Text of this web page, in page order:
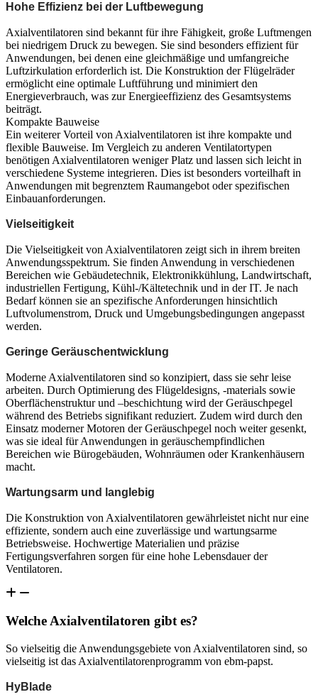
Hohe Effizienz bei der Luftbewegung
Axialventilatoren sind bekannt für ihre Fähigkeit, große Luftmengen
bei niedrigem Druck zu bewegen. Sie sind besonders effizient für
Anwendungen, bei denen eine gleichmäßige und umfangreiche
Luftzirkulation erforderlich ist. Die Konstruktion der Flügelräder
ermöglicht eine optimale Luftführung und minimiert den
Energieverbrauch, was zur Energieeffizienz des Gesamtsystems
beiträgt.
Kompakte Bauweise
Ein weiterer Vorteil von Axialventilatoren ist ihre kompakte und
flexible Bauweise. Im Vergleich zu anderen Ventilatortypen
benötigen Axialventilatoren weniger Platz und lassen sich leicht in
verschiedene Systeme integrieren. Dies ist besonders vorteilhaft in
Anwendungen mit begrenztem Raumangebot oder spezifischen
Einbauanforderungen.
Vielseitigkeit
Die Vielseitigkeit von Axialventilatoren zeigt sich in ihrem breiten
Anwendungsspektrum. Sie finden Anwendung in verschiedenen
Bereichen wie Gebäudetechnik, Elektronikkühlung, Landwirtschaft,
industriellen Fertigung, Kühl-/Kältetechnik und in der IT. Je nach
Bedarf können sie an spezifische Anforderungen hinsichtlich
Luftvolumenstrom, Druck und Umgebungsbedingungen angepasst
werden.
Geringe Geräuschentwicklung
Moderne Axialventilatoren sind so konzipiert, dass sie sehr leise
arbeiten. Durch Optimierung des Flügeldesigns, -materials sowie
Oberflächenstruktur und –beschichtung wird der Geräuschpegel
während des Betriebs signifikant reduziert. Zudem wird durch den
Einsatz moderner Motoren der Geräuschpegel noch weiter gesenkt,
was sie ideal für Anwendungen in geräuschempfindlichen
Bereichen wie Bürogebäuden, Wohnräumen oder Krankenhäusern
macht.
Wartungsarm und langlebig
Die Konstruktion von Axialventilatoren gewährleistet nicht nur eine
effiziente, sondern auch eine zuverlässige und wartungsarme
Betriebsweise. Hochwertige Materialien und präzise
Fertigungsverfahren sorgen für eine hohe Lebensdauer der
Ventilatoren.
Welche Axialventilatoren gibt es?
So vielseitig die Anwendungsgebiete von Axialventilatoren sind, so
vielseitig ist das Axialventilatorenprogramm von ebm-papst.
HyBlade